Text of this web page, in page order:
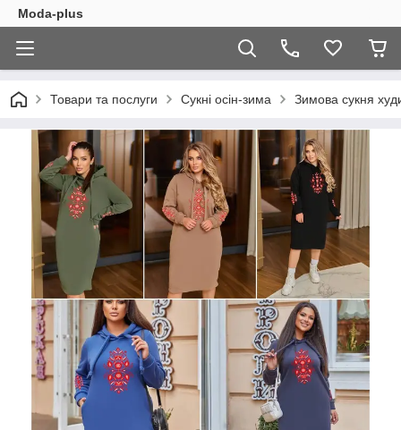
Moda-plus
Товари та послуги Сукні осін-зима Зимова сукня